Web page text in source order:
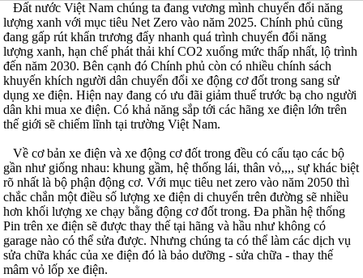
Đất nước Việt Nam chúng ta đang vương mình chuyển đổi năng
lượng xanh với mục tiêu Net Zero vào năm 2025. Chính phủ cũng
đang gấp rút khẩn trương đẩy nhanh quá trình chuyển đổi năng
lượng xanh, hạn chế phát thải khí CO2 xuống mức thấp nhất, lộ trình
đến năm 2030. Bên cạnh đó Chính phủ còn có nhiều chính sách
khuyến khích người dân chuyển đổi xe động cơ đốt trong sang sử
dụng xe điện. Hiện nay đang có ưu đãi giảm thuế trước bạ cho người
dân khi mua xe điện. Có khả năng sắp tới các hãng xe điện lớn trên
thế giới sẽ chiếm lĩnh tại trường Việt Nam.
Về cơ bản xe điện và xe động cơ đốt trong đều có cấu tạo các bộ
gần như giống nhau: khung gầm, hệ thống lái, thân vỏ,,,, sự khác biệt
rõ nhất là bộ phận động cơ. Với mục tiêu net zero vào năm 2050 thì
chắc chắn một điều số lượng xe điện di chuyển trên đường sẽ nhiều
hơn khối lượng xe chạy bằng động cơ đốt trong. Đa phần hệ thống
Pin trên xe điện sẽ được thay thế tại hãng và hầu như không có
garage nào có thể sửa được. Nhưng chúng ta có thể làm các dịch vụ
sửa chữa khác của xe điện đó là bảo dưỡng - sửa chữa - thay thế
mâm vỏ lốp xe điện.